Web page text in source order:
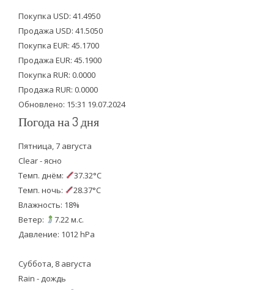
t
e
r
b
o
o
k
u
b
e
Покупка USD: 41.4950
Продажа USD: 41.5050
Покупка EUR: 45.1700
Продажа EUR: 45.1900
Покупка RUR: 0.0000
Продажа RUR: 0.0000
Обновлено: 15:31 19.07.2024
Погода на 3 дня
Пятница, 7 августа
Clear - ясно
Темп. днём:
37.32°C
Темп. ночь:
28.37°C
Влажность: 18%
Ветер:
7.22 м.с.
Давление: 1012 hPa
Суббота, 8 августа
Rain - дождь